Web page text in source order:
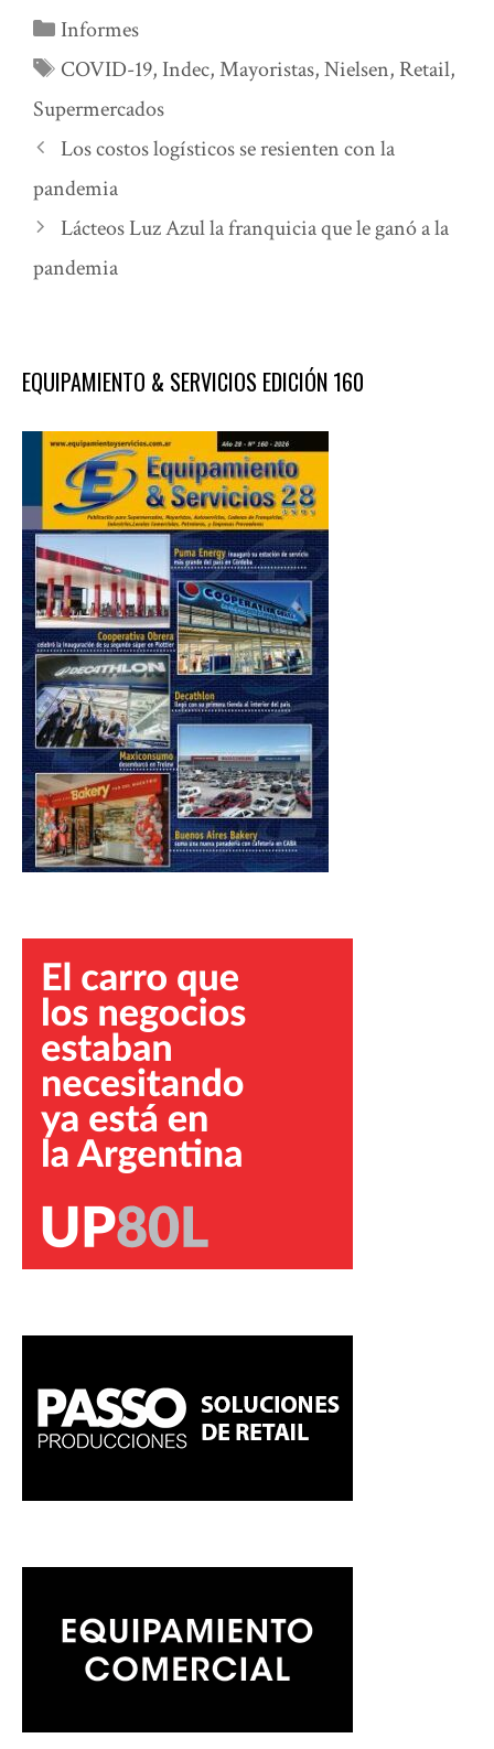
Categorías
Informes
Etiquetas
COVID-19, Indec,Mayoristas,Nielsen, Retail,
Supermercados
Los costos logísticos se resienten con la
pandemia
Lácteos Luz Azul la franquicia que le ganó a la
pandemia
EQUIPAMIENTO & SERVICIOS EDICIÓN 160